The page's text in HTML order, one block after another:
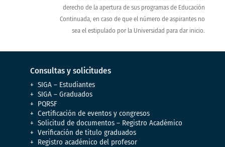
derecho de la apertura de sus programas de Educación
Continuada, en caso de que el número de aspirantes no
sea el estipulado por la Universidad para dar inicio.
Consultas y solicitudes
SIGA – Estudiantes
SIGA – Graduados
PQRSF
Certificación de eventos y congresos
Solicitud de documentos – Registro Académico
Verificación de titulo graduados
Registro académico del profesor